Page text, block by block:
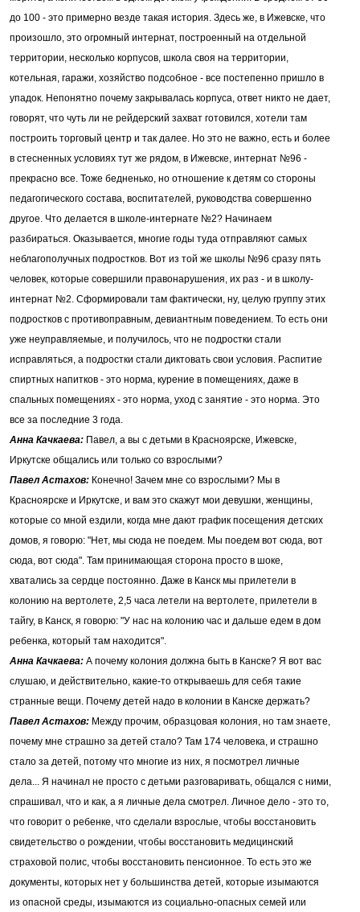
до 100 - это примерно везде такая история. Здесь же, в Ижевске, что
произошло, это огромный интернат, построенный на отдельной
территории, несколько корпусов, школа своя на территории,
котельная, гаражи, хозяйство подсобное - все постепенно пришло в
упадок. Непонятно почему закрывалась корпуса, ответ никто не дает,
говорят, что чуть ли не рейдерский захват готовился, хотели там
построить торговый центр и так далее. Но это не важно, есть и более
в стесненных условиях тут же рядом, в Ижевске, интернат №96 -
прекрасно все. Тоже бедненько, но отношение к детям со стороны
педагогического состава, воспитателей, руководства совершенно
другое. Что делается в школе-интернате №2? Начинаем
разбираться. Оказывается, многие годы туда отправляют самых
неблагополучных подростков. Вот из той же школы №96 сразу пять
человек, которые совершили правонарушения, их раз - и в школу-
интернат №2. Сформировали там фактически, ну, целую группу этих
подростков с противоправным, девиантным поведением. То есть они
уже неуправляемые, и получилось, что не подростки стали
исправляться, а подростки стали диктовать свои условия. Распитие
спиртных напитков - это норма, курение в помещениях, даже в
спальных помещениях - это норма, уход с занятие - это норма. Это
все за последние 3 года.
Анна Качкаева: Павел, а вы с детьми в Красноярске, Ижевске,
Иркутске общались или только со взрослыми?
Павел Астахов: Конечно! Зачем мне со взрослыми? Мы в
Красноярске и Иркутске, и вам это скажут мои девушки, женщины,
которые со мной ездили, когда мне дают график посещения детских
домов, я говорю: "Нет, мы сюда не поедем. Мы поедем вот сюда, вот
сюда, вот сюда". Там принимающая сторона просто в шоке,
хватались за сердце постоянно. Даже в Канск мы прилетели в
колонию на вертолете, 2,5 часа летели на вертолете, прилетели в
тайгу, в Канск, я говорю: "У нас на колонию час и дальше едем в дом
ребенка, который там находится".
Анна Качкаева: А почему колония должна быть в Канске? Я вот вас
слушаю, и действительно, какие-то открываешь для себя такие
странные вещи. Почему детей надо в колонии в Канске держать?
Павел Астахов: Между прочим, образцовая колония, но там знаете,
почему мне страшно за детей стало? Там 174 человека, и страшно
стало за детей, потому что многие из них, я посмотрел личные
дела... Я начинал не просто с детьми разговаривать, общался с ними,
спрашивал, что и как, а я личные дела смотрел. Личное дело - это то,
что говорит о ребенке, что сделали взрослые, чтобы восстановить
свидетельство о рождении, чтобы восстановить медицинский
страховой полис, чтобы восстановить пенсионное. То есть это же
документы, которых нет у большинства детей, которые изымаются
из опасной среды, изымаются из социально-опасных семей или